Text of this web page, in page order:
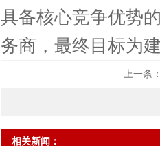
具备核心竞争优势
务商，最终目标为
上一条
相关新闻：